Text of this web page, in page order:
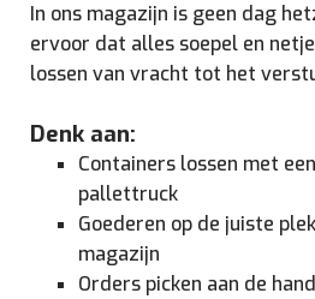
In ons magazijn is geen dag
ervoor dat alles soepel en
lossen van vracht tot het
Denk aan:
Containers lossen met
pallettruck
Goederen op de juiste
magazijn
Orders picken aan de